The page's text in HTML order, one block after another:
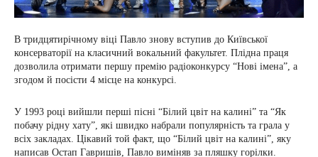
В тридцятирічному віці Павло знову вступив до Київської
консерваторії на класичний вокальний факультет. Плідна праця
дозволила отримати першу премію радіоконкурсу “Нові імена”, а
згодом й посісти 4 місце на конкурсі.
У 1993 році вийшли перші пісні “Білий цвіт на калині” та “Як
побачу рідну хату”, які швидко набрали популярність та грала у
всіх закладах. Цікавий той факт, що “Білий цвіт на калині”, яку
написав Остап Гавришів, Павло виміняв за пляшку горілки.